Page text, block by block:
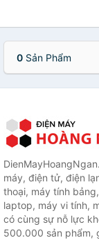
0 Sản Phẩm
máy, điện tử, điện
thoại, máy tính
laptop, máy vi tính,
có cùng sự nỗ lực
500.000 sản phẩm,